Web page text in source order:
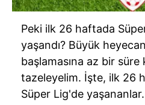
Peki ilk 26 haftada
yaşandı? Büyük
başlamasına az bir süre
tazeleyelim. İşte, ilk 26
Süper Lig'de